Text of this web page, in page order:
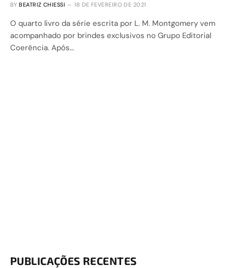
BY BEATRIZ CHIESSI 18 DE FEVEREIRO DE 2021
O quarto livro da série escrita por L. M. Montgomery vem
acompanhado por brindes exclusivos no Grupo Editorial
Coerência. Após…
PUBLICAÇÕES RECENTES